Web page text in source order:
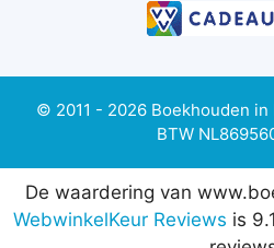
© 2011 - 2026 Boekhouden in
BTW
De waardering van
WebwinkelKeur Reviews is